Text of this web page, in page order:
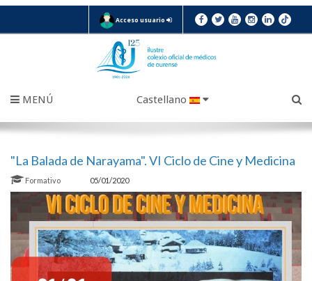
Acceso usuario
MENÚ Castellano
"La Balada de Narayama". VI Ciclo de Cine y Medicina
Formativo 05/01/2020